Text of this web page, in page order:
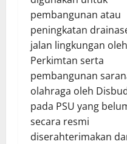
pembangunan atau
peningkatan
jalan lingkungan
Perkimtan serta
pembangunan
olahraga oleh
pada PSU yang
secara resmi
diserahterimakan